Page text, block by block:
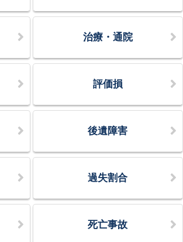
治療・通院
評価損
後遺障害
過失割合
死亡事故